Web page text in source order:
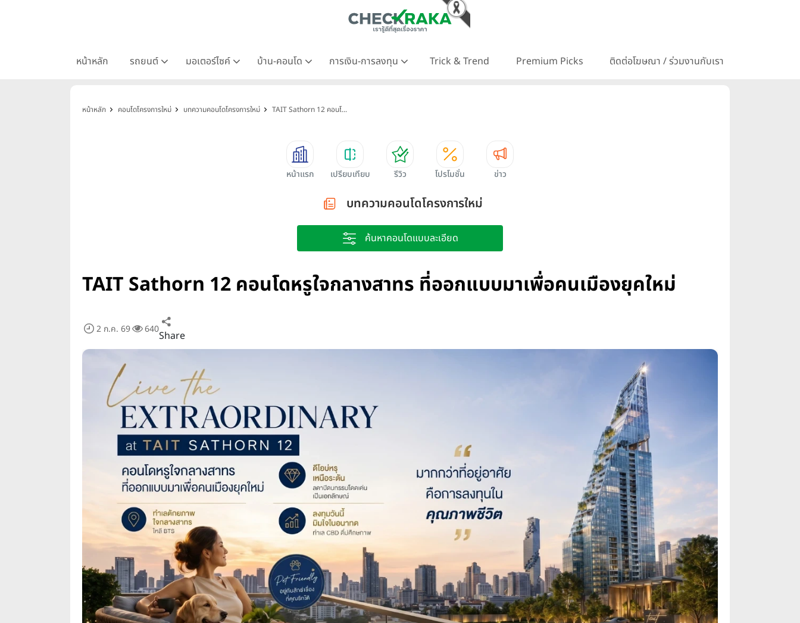
หน้าหลัก รถยนต์ มอเตอร์ไซค์ บ้าน-คอนโด การเงิน-การลงทุน Trick & Trend Premium Picks ติดต่อโฆษณา / ร่วมงานกับเรา
หน้าหลัก คอนโดโครงการใหม่ บทความคอนโดโครงการใหม่ TAIT Sathorn 12 คอนโ...
หน้าแรก เปรียบเทียบ รีวิว โปรโมชั่น ข่าว
บทความคอนโดโครงการใหม่
ค้นหาคอนโดแบบละเอียด
TAIT Sathorn 12 คอนโดหรูใจกลางสาทร ที่ออกแบบมาเพื่อคนเมืองยุคใหม่
2 ก.ค. 69 640Share